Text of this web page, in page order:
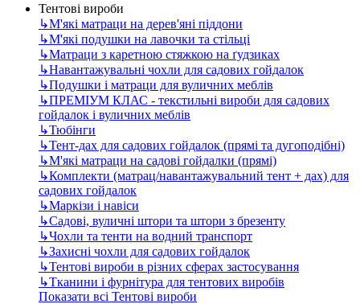
Тентові вироби
↳М'які матраци на дерев'яні піддони
↳М'які подушки на лавочки та стільці
↳Матраци з каретною стяжкою на ґудзиках
↳Навантажувальні чохли для садових гойдалок
↳Подушки і матраци для вуличних меблів
↳ПРЕМІУМ КЛАС - текстильні вироби для садових
гойдалок і вуличних меблів
↳Тюбінги
↳Тент-дах для садових гойдалок (прямі та дугоподібні)
↳М'які матраци на садові гойдалки (прямі)
↳Комплекти (матрац/навантажувальний тент + дах) для
садових гойдалок
↳Маркізи і навіси
↳Садові, вуличні штори та штори з брезенту
↳Чохли та тенти на водний транспорт
↳Захисні чохли для садових гойдалок
↳Тентові вироби в різних сферах застосування
↳Тканини і фурнітура для тентових виробів
Показати всі Тентові вироби